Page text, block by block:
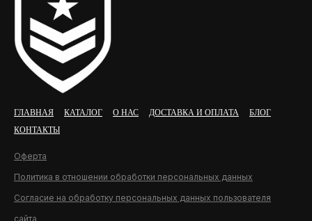
ГЛАВНАЯ КАТАЛОГ О НАС ДОСТАВКА И ОПЛАТА
БЛОГ
КОНТАКТЫ
Оферта
Политика в отношении обработки персональных данных
Согласие на обработку персональных данных пользователя
сайта